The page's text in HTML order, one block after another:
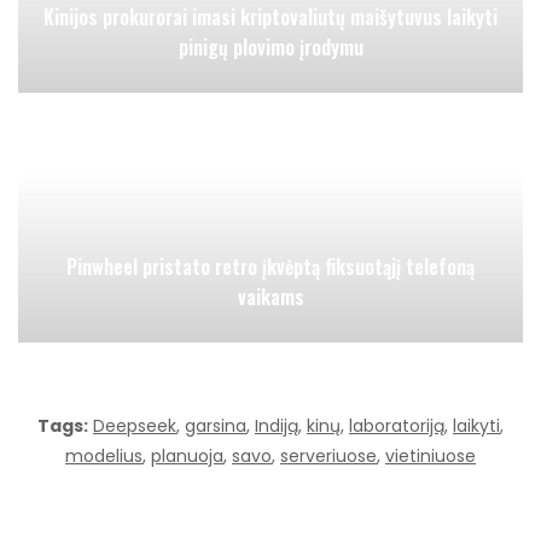
Kinijos prokurorai imasi kriptovaliutų maišytuvus laikyti
pinigų plovimo įrodymu
Pinwheel pristato retro įkvėptą fiksuotąjį telefoną
vaikams
Tags: Deepseek, garsina, Indiją, kinų, laboratoriją, laikyti,
modelius, planuoja, savo, serveriuose, vietiniuose